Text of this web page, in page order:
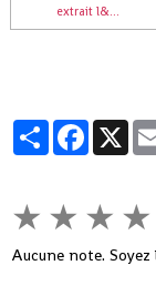
extrait l&...
PartagerFacebook
X
★ ★ ★ ★
Aucune note.